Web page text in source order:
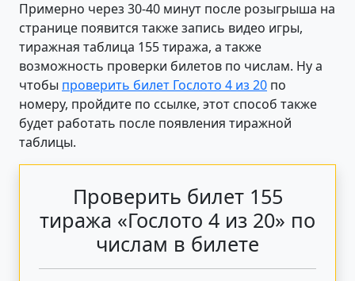
Примерно через 30-40 минут после розыгрыша на
странице появится также запись видео игры,
тиражная таблица 155 тиража, а также
возможность проверки билетов по числам. Ну а
чтобы проверить билет Гослото 4 из 20 по
номеру, пройдите по ссылке, этот способ также
будет работать после появления тиражной
таблицы.
Проверить билет 155
тиража «Гослото 4 из 20» по
числам в билете